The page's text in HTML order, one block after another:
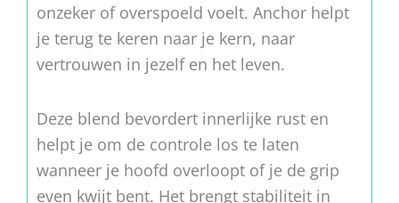
onzeker of overspoeld voelt. Anchor helpt
je terug te keren naar je kern, naar
vertrouwen in jezelf en het leven.
Deze blend bevordert innerlijke rust en
helpt je om de controle los te laten
wanneer je hoofd overloopt of je de grip
even kwijt bent. Het brengt stabiliteit in